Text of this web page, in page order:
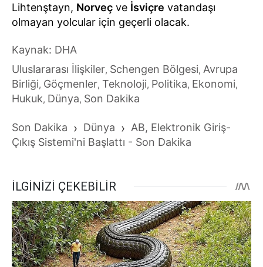
Lihtenştayn, Norveç ve İsviçre vatandaşı
olmayan yolcular için geçerli olacak.
Kaynak: DHA
Uluslararası İlişkiler, Schengen Bölgesi, Avrupa
Birliği, Göçmenler, Teknoloji, Politika, Ekonomi,
Hukuk, Dünya, Son Dakika
Son Dakika › Dünya › AB, Elektronik Giriş-
Çıkış Sistemi'ni Başlattı - Son Dakika